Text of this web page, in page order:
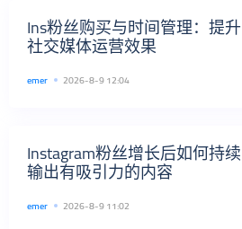
Ins粉丝购买与时间管理：提升
社交媒体运营效果
emer 2026-8-9 12:04
Instagram粉丝增长后如何持续
输出有吸引力的内容
emer 2026-8-9 11:02